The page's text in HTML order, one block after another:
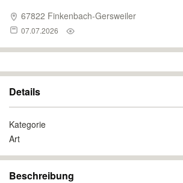
67822 Finkenbach-Gersweiler
07.07.2026
Details
Kategorie
Art
Beschreibung